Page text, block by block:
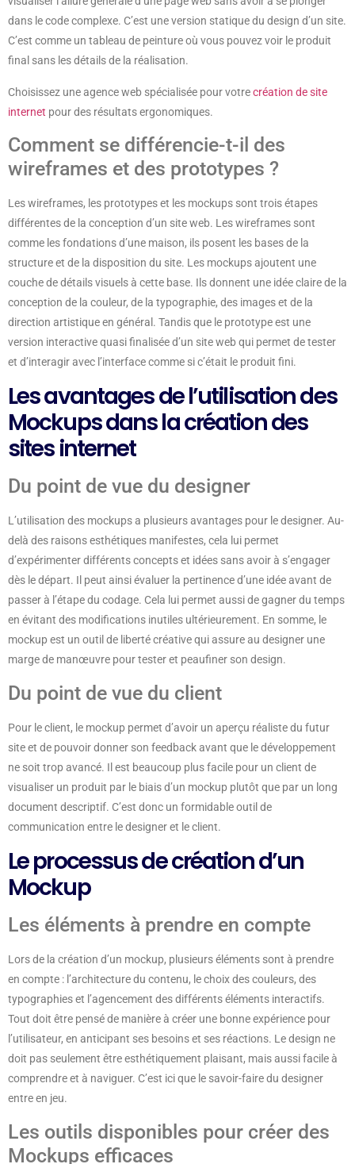
dans le code complexe. C’est une version statique du design d’un site.
C’est comme un tableau de peinture où vous pouvez voir le produit
final sans les détails de la réalisation.
Choisissez une agence web spécialisée pour votrecréation de site
internet pour des résultats ergonomiques.
Comment se différencie-t-il des
wireframes et des prototypes ?
Les wireframes, les prototypes et les mockups sont trois étapes
différentes de la conception d’un site web. Les wireframes sont
comme les fondations d’une maison, ils posent les bases de la
structure et de la disposition du site. Les mockups ajoutent une
couche de détails visuels à cette base. Ils donnent une idée claire de la
conception de la couleur, de la typographie, des images et de la
direction artistique en général. Tandis que le prototype est une
version interactive quasi finalisée d’un site web qui permet de tester
et d’interagir avec l’interface comme si c’était le produit fini.
Les avantages de l’utilisation des
Mockups dans la création des
sites internet
Du point de vue du designer
L’utilisation des mockups a plusieurs avantages pour le designer. Au-
delà des raisons esthétiques manifestes, cela lui permet
d’expérimenter différents concepts et idées sans avoir à s’engager
dès le départ. Il peut ainsi évaluer la pertinence d’une idée avant de
passer à l’étape du codage. Cela lui permet aussi de gagner du temps
en évitant des modifications inutiles ultérieurement. En somme, le
mockup est un outil de liberté créative qui assure au designer une
marge de manœuvre pour tester et peaufiner son design.
Du point de vue du client
Pour le client, le mockup permet d’avoir un aperçu réaliste du futur
site et de pouvoir donner son feedback avant que le développement
ne soit trop avancé. Il est beaucoup plus facile pour un client de
visualiser un produit par le biais d’un mockup plutôt que par un long
document descriptif. C’est donc un formidable outil de
communication entre le designer et le client.
Le processus de création d’un
Mockup
Les éléments à prendre en compte
Lors de la création d’un mockup, plusieurs éléments sont à prendre
en compte : l’architecture du contenu, le choix des couleurs, des
typographies et l’agencement des différents éléments interactifs.
Tout doit être pensé de manière à créer une bonne expérience pour
l’utilisateur, en anticipant ses besoins et ses réactions. Le design ne
doit pas seulement être esthétiquement plaisant, mais aussi facile à
comprendre et à naviguer. C’est ici que le savoir-faire du designer
entre en jeu.
Les outils disponibles pour créer des
Mockups efficaces